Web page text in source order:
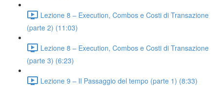
Lezione 8 – Execution, Combos e Costi di Transazione
(parte 2) (11:03)
Lezione 8 – Execution, Combos e Costi di Transazione
(parte 3) (6:23)
Lezione 9 – Il Passaggio del tempo (parte 1) (8:33)